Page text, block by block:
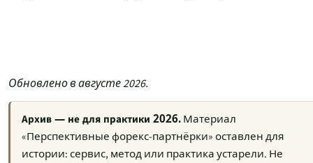
Обновлено в августе 2026.
Архив — не для практики 2026. Материал
«Перспективные форекс-партнёрки» оставлен для
истории: сервис, метод или практика устарели. Не